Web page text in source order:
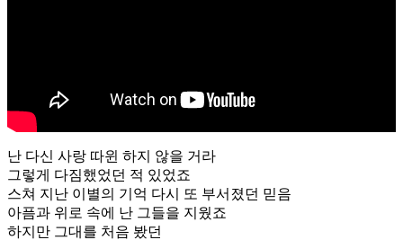
난 다신 사랑 따윈 하지 않을 거라
그렇게 다짐했었던 적 있었죠
스쳐 지난 이별의 기억 다시 또 부서졌던 믿음
아픔과 위로 속에 난 그들을 지웠죠
하지만 그대를 처음 봤던